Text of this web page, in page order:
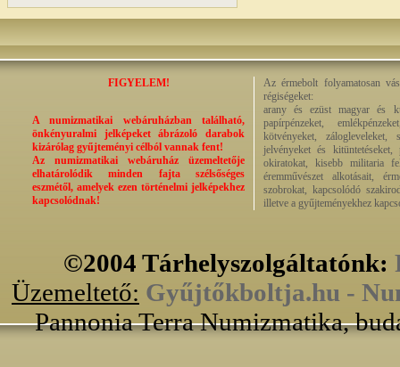
FIGYELEM!
A numizmatikai webáruházban található,
önkényuralmi jelképeket ábrázoló darabok
kizárólag gyűjteményi célból vannak fent!
Az numizmatikai webáruház üzemeltetője
elhatárolódik minden fajta szélsőséges
eszmétől, amelyek ezen történelmi jelképekhez
kapcsolódnak!
Az érmebolt folyamatosan
régiségeket:
arany és ezüst magyar és
papírpénzeket,
kötvényeket,
jelvényeket és kitüntetéseket,
okiratokat, kisebb militaria
éremművészet alkotásait,
szobrokat, kapcsolódó
illetve a gyűjteményekhez
©2004 Tárhelyszolgáltatónk:
Üzemeltető: Gyűjtőkboltja.hu -
Pannonia Terra Numizmatika,